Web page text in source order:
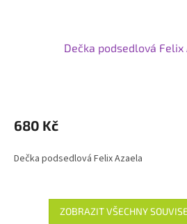
Dečka podsedlová Felix
680 Kč
Dečka podsedlová Felix Azaela
ZOBRAZIT VŠECHNY